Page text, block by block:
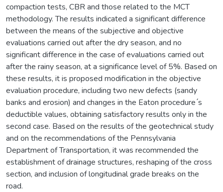
compaction tests, CBR and those related to the MCT
methodology. The results indicated a significant difference
between the means of the subjective and objective
evaluations carried out after the dry season, and no
significant difference in the case of evaluations carried out
after the rainy season, at a significance level of 5%. Based on
these results, it is proposed modification in the objective
evaluation procedure, including two new defects (sandy
banks and erosion) and changes in the Eaton procedure ́s
deductible values, obtaining satisfactory results only in the
second case. Based on the results of the geotechnical study
and on the recommendations of the Pennsylvania
Department of Transportation, it was recommended the
establishment of drainage structures, reshaping of the cross
section, and inclusion of longitudinal grade breaks on the
road.